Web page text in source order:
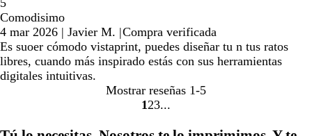
5
Comodisimo
4 mar 2026 | Javier M. |Compra verificada
Es suoer cómodo vistaprint, puedes diseñar tu n tus ratos
libres, cuando más inspirado estás con sus herramientas
digitales intuitivas.
Mostrar reseñas 1-5
Ir
1 Ir
2 Ir
3